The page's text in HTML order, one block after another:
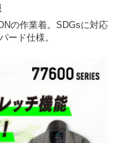
の作業着。SDGsに対応
ード仕様。